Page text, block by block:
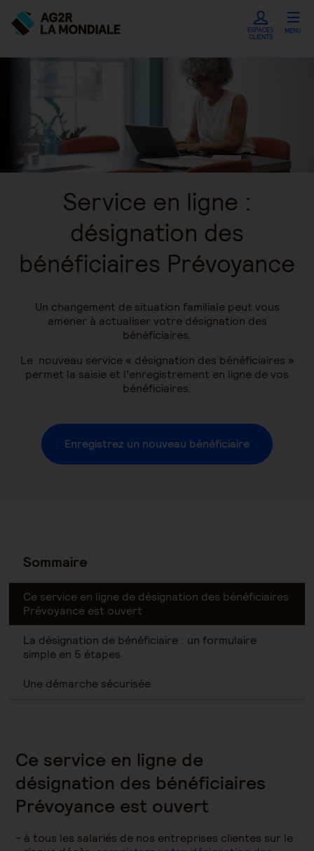
ESPACES
CLIENTS
MENU
Service en ligne :
désignation des
bénéficiaires Prévoyance
Un changement de situation familiale peut vous
amener à actualiser votre désignation des
bénéficiaires.
Le nouveau service « désignation des bénéficiaires »
permet la saisie et l’enregistrement en ligne de vos
bénéficiaires.
Enregistrez un nouveau bénéficiaire
Sommaire
Ce service en ligne de désignation des bénéficiaires
Prévoyance est ouvert
La désignation de bénéficiaire : un formulaire
simple en 5 étapes
Une démarche sécurisée
Ce service en ligne de
désignation des bénéficiaires
Prévoyance est ouvert
à tous les salariés de nos entreprises clientes sur le